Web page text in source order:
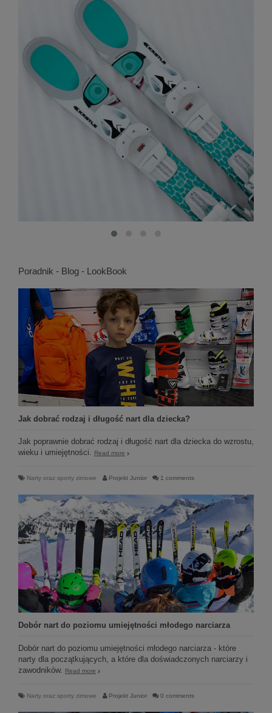
Poradnik - Blog - LookBook
Jak dobrać rodzaj i długość nart dla dziecka?
Jak poprawnie dobrać rodzaj i długość nart dla dziecka do wzrostu,
wieku i umiejętności.
Read more
Narty oraz sporty zimowe Projekt Junior 1 comments
Dobór nart do poziomu umiejętności młodego narciarza
Dobór nart do poziomu umiejętności młodego narciarza - które
narty dla początkujących, a które dla doświadczonych narciarzy i
zawodników.
Read more
Narty oraz sporty zimowe Projekt Junior 0 comments